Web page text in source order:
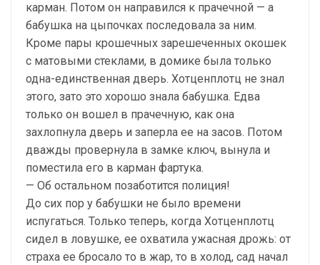
карман. Потом он направился к прачечной — а
бабушка на цыпочках последовала за ним.
Кроме пары крошечных зарешеченных окошек
с матовыми стеклами, в домике была только
одна-единственная дверь. Хотценплотц не знал
этого, зато это хорошо знала бабушка. Едва
только он вошел в прачечную, как она
захлопнула дверь и заперла ее на засов. Потом
дважды провернула в замке ключ, вынула и
поместила его в карман фартука.
— Об остальном позаботится полиция!
До сих пор у бабушки не было времени
испугаться. Только теперь, когда Хотценплотц
сидел в ловушке, ее охватила ужасная дрожь: от
страха ее бросало то в жар, то в холод, сад начал